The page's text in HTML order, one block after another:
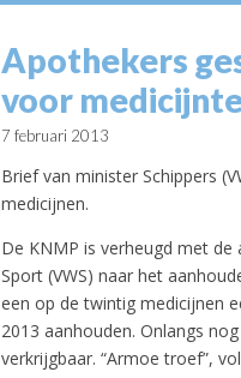
Apothekers
voor
7 februari 2013
Brief van minister Schippers
medicijnen.
De KNMP is verheugd met de
Sport (VWS) naar het
een op de twintig medicijnen
2013 aanhouden. Onlangs
verkrijgbaar. “Armoe troef”,